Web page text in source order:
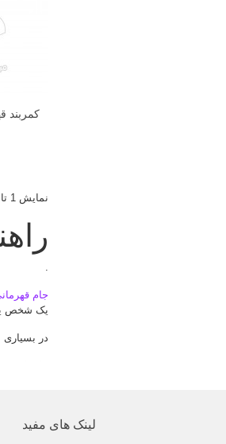
نمایش 1 تا 18 از 18 مورد
جام
یک شخص یا
در بسیاری
لینک های مفید